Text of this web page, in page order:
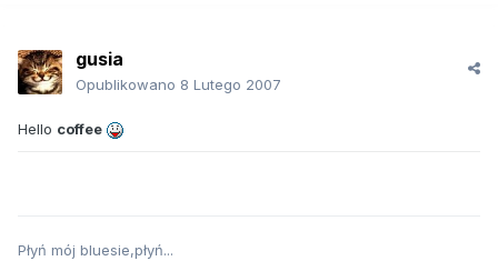
gusia
Opublikowano 8 Lutego 2007
Hello coffee
Płyń mój bluesie,płyń...